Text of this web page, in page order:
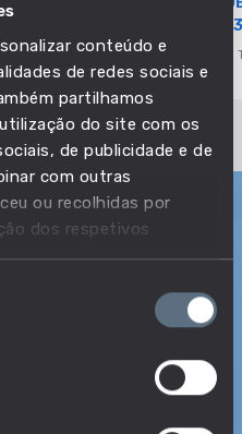
conteúdo e
de redes sociais e
partilhamos
do site com os
de publicidade e de
com outras
ou recolhidas por
dos respetivos
CRESCEU
MERCADO DE
COMPETÊNCIAS